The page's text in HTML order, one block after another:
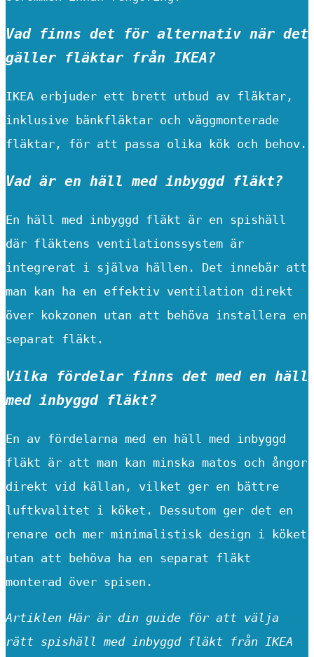
Vad finns det för alternativ när det
gäller fläktar från IKEA?
IKEA erbjuder ett brett utbud av fläktar,
inklusive bänkfläktar och väggmonterade
fläktar, för att passa olika kök och behov.
Vad är en häll med inbyggd fläkt?
En häll med inbyggd fläkt är en spishäll
där fläktens ventilationssystem är
integrerat i själva hällen. Det innebär att
man kan ha en effektiv ventilation direkt
över kokzonen utan att behöva installera en
separat fläkt.
Vilka fördelar finns det med en häll
med inbyggd fläkt?
En av fördelarna med en häll med inbyggd
fläkt är att man kan minska matos och ångor
direkt vid källan, vilket ger en bättre
luftkvalitet i köket. Dessutom ger det en
renare och mer minimalistisk design i köket
utan att behöva ha en separat fläkt
monterad över spisen.
Artiklen Här är din guide för att välja
rätt spishäll med inbyggd fläkt från IKEA